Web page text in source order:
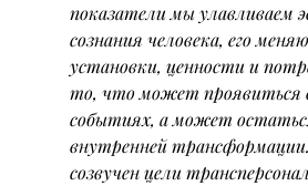
показатели мы улавливаем
сознания человека, его
установки, ценности и
то, что может проявиться
событиях, а может
внутренней
созвучен цели